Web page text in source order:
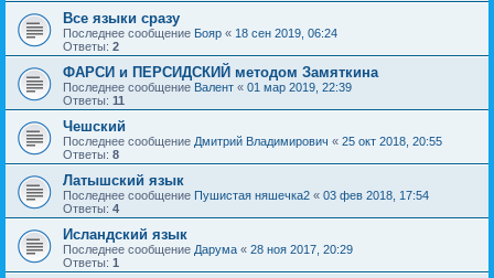
Все языки сразу
Последнее сообщение Бояр « 18 сен 2019, 06:24
Ответы: 2
ФАРСИ и ПЕРСИДСКИЙ методом Замяткина
Последнее сообщение Валент « 01 мар 2019, 22:39
Ответы: 11
Чешский
Последнее сообщение Дмитрий Владимирович « 25 окт 2018, 20:55
Ответы: 8
Латышский язык
Последнее сообщение Пушистая няшечка2 « 03 фев 2018, 17:54
Ответы: 4
Исландский язык
Последнее сообщение Дарума « 28 ноя 2017, 20:29
Ответы: 1